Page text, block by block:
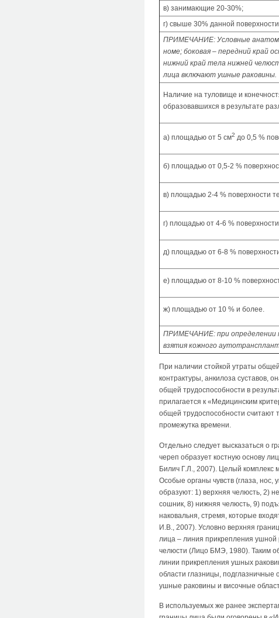
в) занимающие 20-30%;
г) свыше 30% данной
ПРИМЕЧАНИЕ: Условные
номе; боковая – передний край
нижний край тела нижней
лица включают ушные раковины.
Наличие на туловище и
образовавшихся в результате
а) площадью от 5 см2 до 0,5 %
б) площадью от 0,5-2 %
в) площадью 2-4 % поверхности
г) площадью от 4-6 %
д) площадью от 6-8 %
е) площадью от 8-10 %
ж) площадью от 10 % и более.
ПРИМЕЧАНИЕ: при определении
взятия кожного
При наличии стойкой утраты
контрактуры, анкилоза суставов,
общей трудоспособности в
прилагается к «Медицинским
общей трудоспособности считают
промежутка времени.
Отдельно следует высказаться о
череп образует костную основу
Билич Г.Л., 2007). Целый комплекс
Особые органы чувств (глаза, нос,
образуют: 1) верхняя челюсть, 2)
сошник, 8) нижняя челюсть, 9)
наковальня, стремя, которые
И.В., 2007). Условно верхняя
лица – линия прикрепления ушной
челюсти (Лицо БМЭ, 1980). Таким
линии прикрепления ушных
области глазницы,
ушные раковины и височные
В используемых же ранее